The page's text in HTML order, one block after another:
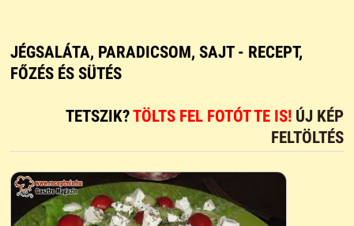
JÉGSALÁTA, PARADICSOM, SAJT - RECEPT,
FŐZÉS ÉS SÜTÉS
TETSZIK?TÖLTS FEL FOTÓT TE IS! ÚJ KÉP
FELTÖLTÉS